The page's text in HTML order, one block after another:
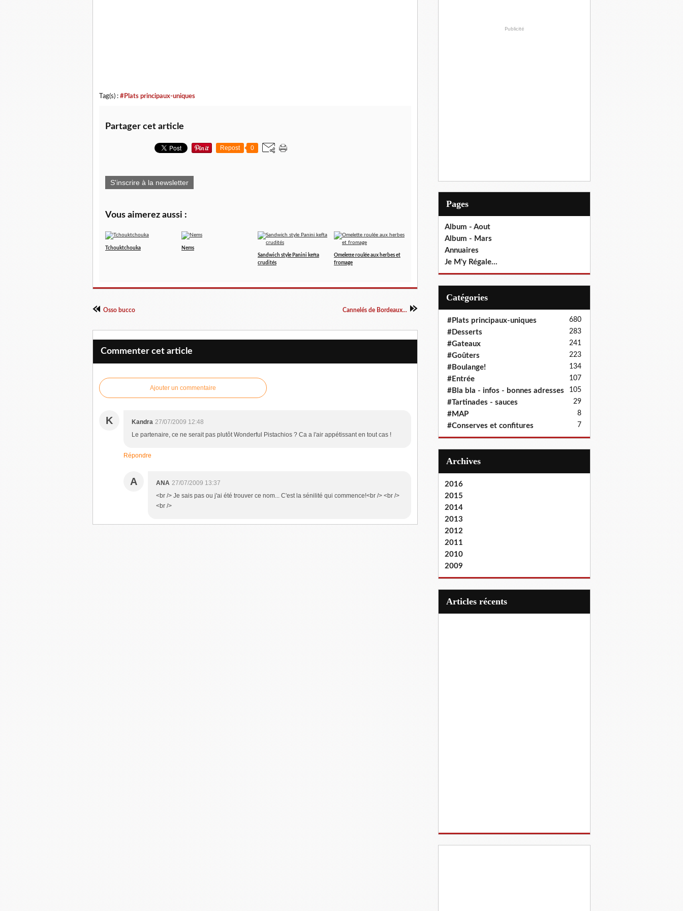
Tag(s) : #Plats principaux-uniques
Partager cet article
Repost 0
S'inscrire à la newsletter
Vous aimerez aussi :
Tchouktchouka
Nems
Sandwich style Panini kefta
crudités
Omelette roulée aux herbes et
fromage
Osso bucco Cannelés de Bordeaux...
Commenter cet article
Ajouter un commentaire
K Kandra 27/07/2009 12:48
Le partenaire, ce ne serait pas plutôt Wonderful Pistachios ? Ca a l'air appétissant en tout cas !
Répondre
A ANA 27/07/2009 13:37
<br /> Je sais pas ou j'ai été trouver ce nom... C'est la sénilité qui commence!<br /> <br />
<br />
Publicité
Pages
Album - Aout
Album - Mars
Annuaires
Je M'y Régale...
Catégories
#Plats principaux-uniques 680
#Desserts 283
#Gateaux 241
#Goûters 223
#Boulange! 134
#Entrée 107
#Bla bla - infos - bonnes adresses 105
#Tartinades - sauces 29
#MAP 8
#Conserves et confitures 7
Archives
2016
2015
2014
2013
2012
2011
2010
2009
articles récents